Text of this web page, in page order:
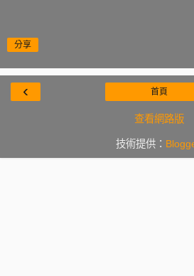
分享
‹ 首頁
查看網路版
技術提供：